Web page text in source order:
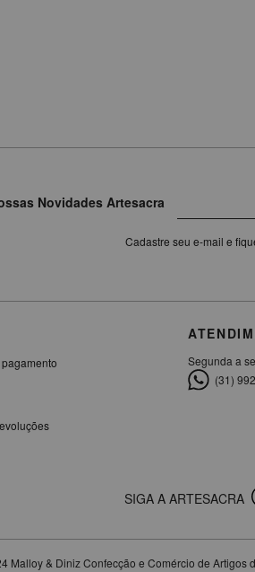
Novidades Artesacra
Cadastre seu e-mail e
Segunda a
(31)
SIGA A ARTESACRA
Malloy & Diniz Confecção e Comércio de Artigos